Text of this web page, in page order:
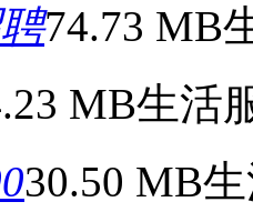
74.73 MB
MB生活
30.50 MB